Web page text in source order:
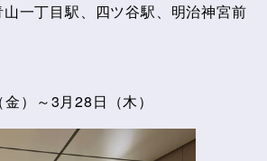
一丁目駅、四ツ谷駅、明治神宮前
）～3月28日（木）